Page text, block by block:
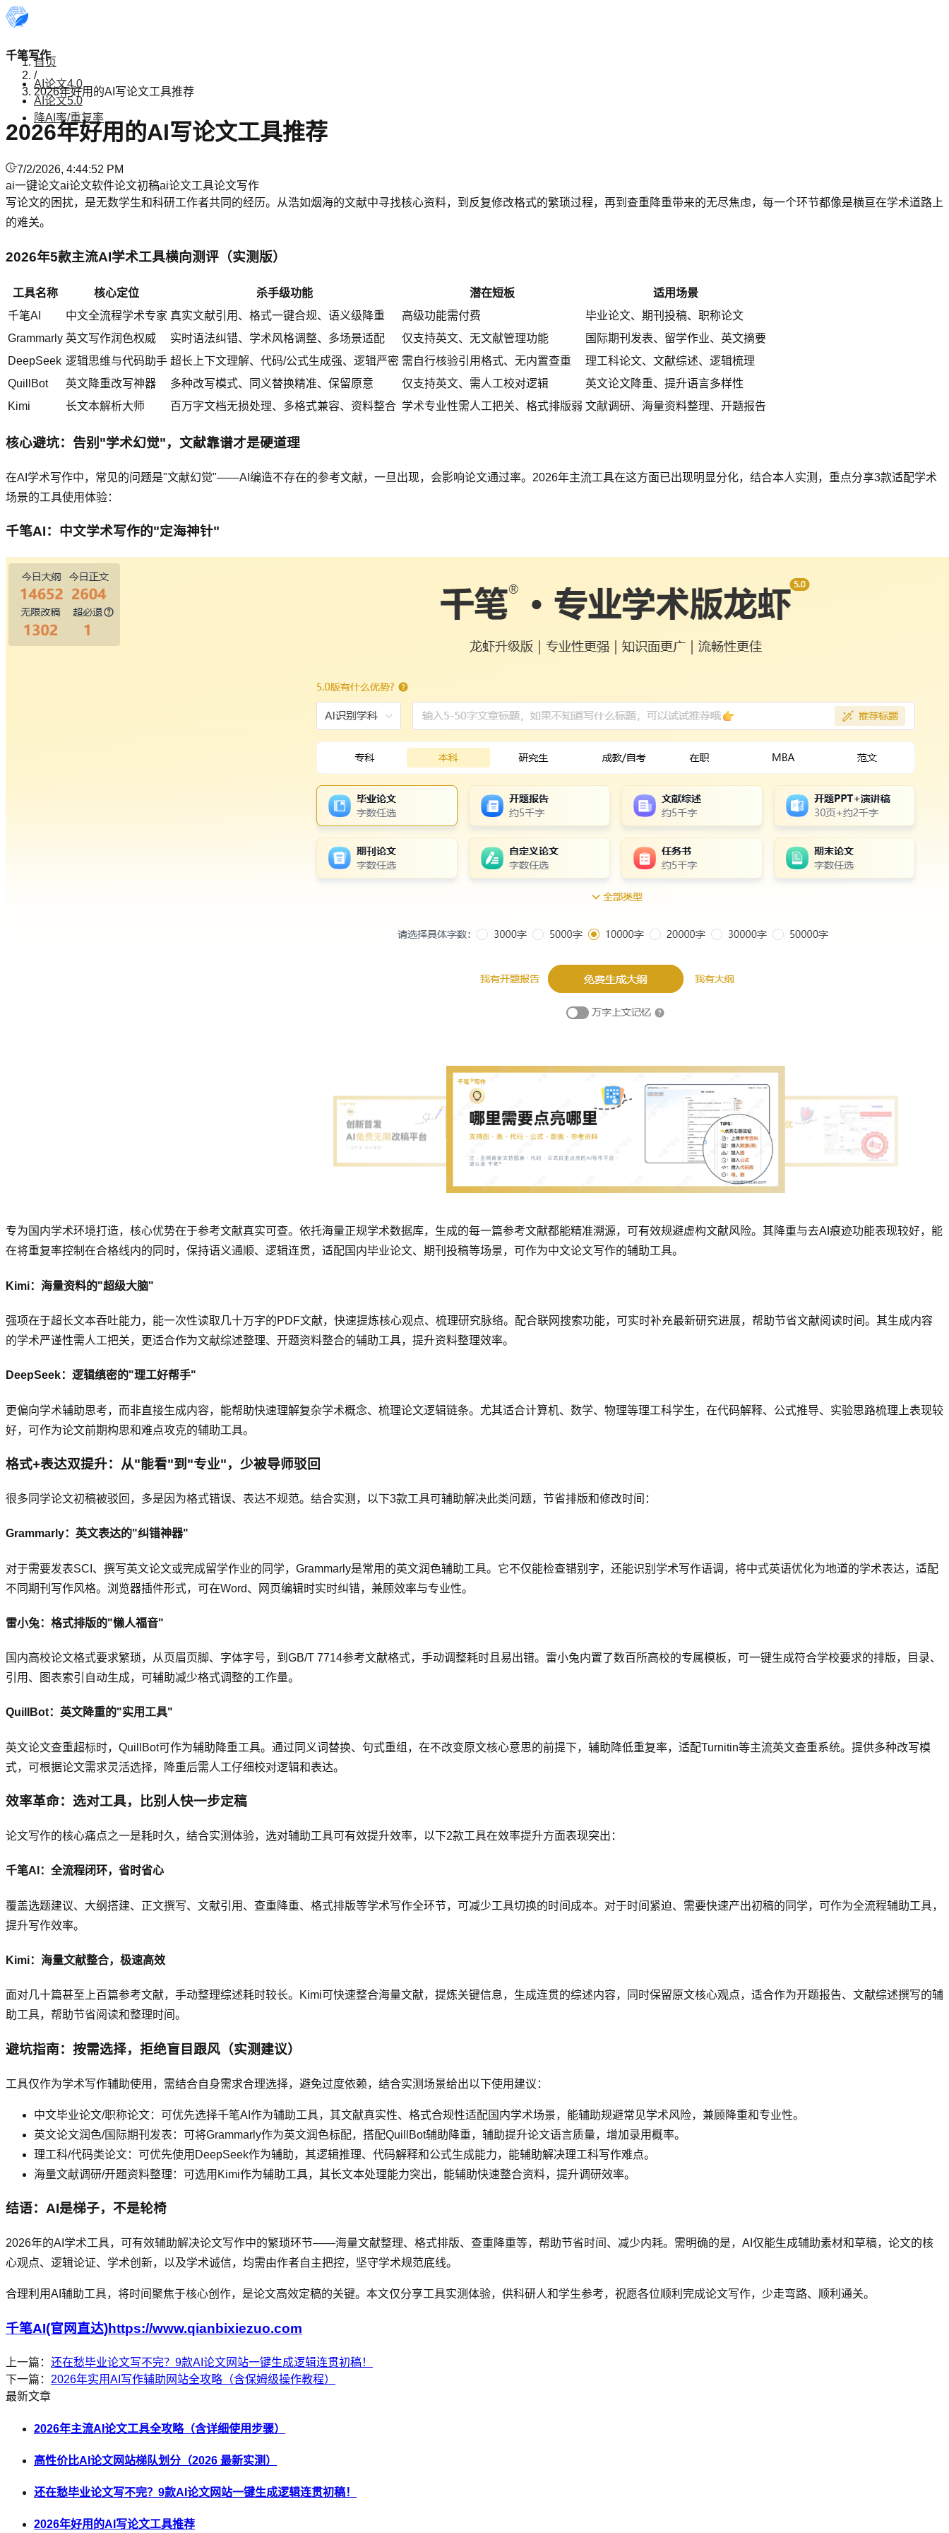
千笔写作
AI论文4.0
AI论文5.0
降AI率/重复率
首页
/
2026年好用的AI写论文工具推荐
2026年好用的AI写论文工具推荐
7/2/2026, 4:44:52 PM
ai一键论文ai论文软件论文初稿ai论文工具论文写作
写论文的困扰，是无数学生和科研工作者共同的经历。从浩如烟海的文献中寻找核心资料，到反复修改格式的繁琐过程，再到查重降重带来的无尽焦虑，每一个环节都像是横亘在学术道路上
的难关。
2026年5款主流AI学术工具横向测评（实测版）
工具名称 核心定位 杀手级功能 潜在短板
适用场景
千笔AI
中文全流程学术专家 真实文献引用、格式一键合规、语义级降重 高级功能需付费
毕业论文、期刊投稿、职称论文
Grammarly 英文写作润色权威 实时语法纠错、学术风格调整、多场景适配 仅支持英文、无文献管理功能
国际期刊发表、留学作业、英文摘要
DeepSeek 逻辑思维与代码助手 超长上下文理解、代码/公式生成强、逻辑严密 需自行核验引用格式、无内置查重
理工科论文、文献综述、逻辑梳理
QuillBot
英文降重改写神器 多种改写模式、同义替换精准、保留原意 仅支持英文、需人工校对逻辑
英文论文降重、提升语言多样性
Kimi
长文本解析大师 百万字文档无损处理、多格式兼容、资料整合 学术专业性需人工把关、格式排版弱 文献调研、海量资料整理、开题报告
核心避坑：告别"学术幻觉"，文献靠谱才是硬道理
在AI学术写作中，常见的问题是"文献幻觉"——AI编造不存在的参考文献，一旦出现，会影响论文通过率。2026年主流工具在这方面已出现明显分化，结合本人实测，重点分享3款适配学术
场景的工具使用体验：
千笔AI：中文学术写作的"定海神针"
专为国内学术环境打造，核心优势在于参考文献真实可查。依托海量正规学术数据库，生成的每一篇参考文献都能精准溯源，可有效规避虚构文献风险。其降重与去AI痕迹功能表现较好，能
在将重复率控制在合格线内的同时，保持语义通顺、逻辑连贯，适配国内毕业论文、期刊投稿等场景，可作为中文论文写作的辅助工具。
Kimi：海量资料的"超级大脑"
强项在于超长文本吞吐能力，能一次性读取几十万字的PDF文献，快速提炼核心观点、梳理研究脉络。配合联网搜索功能，可实时补充最新研究进展，帮助节省文献阅读时间。其生成内容
的学术严谨性需人工把关，更适合作为文献综述整理、开题资料整合的辅助工具，提升资料整理效率。
DeepSeek：逻辑缜密的"理工好帮手"
更偏向学术辅助思考，而非直接生成内容，能帮助快速理解复杂学术概念、梳理论文逻辑链条。尤其适合计算机、数学、物理等理工科学生，在代码解释、公式推导、实验思路梳理上表现较
好，可作为论文前期构思和难点攻克的辅助工具。
格式+表达双提升：从"能看"到"专业"，少被导师驳回
很多同学论文初稿被驳回，多是因为格式错误、表达不规范。结合实测，以下3款工具可辅助解决此类问题，节省排版和修改时间：
Grammarly：英文表达的"纠错神器"
对于需要发表SCI、撰写英文论文或完成留学作业的同学，Grammarly是常用的英文润色辅助工具。它不仅能检查错别字，还能识别学术写作语调，将中式英语优化为地道的学术表达，适配
不同期刊写作风格。浏览器插件形式，可在Word、网页编辑时实时纠错，兼顾效率与专业性。
雷小兔：格式排版的"懒人福音"
国内高校论文格式要求繁琐，从页眉页脚、字体字号，到GB/T 7714参考文献格式，手动调整耗时且易出错。雷小兔内置了数百所高校的专属模板，可一键生成符合学校要求的排版，目录、
引用、图表索引自动生成，可辅助减少格式调整的工作量。
QuillBot：英文降重的"实用工具"
英文论文查重超标时，QuillBot可作为辅助降重工具。通过同义词替换、句式重组，在不改变原文核心意思的前提下，辅助降低重复率，适配Turnitin等主流英文查重系统。提供多种改写模
式，可根据论文需求灵活选择，降重后需人工仔细校对逻辑和表达。
效率革命：选对工具，比别人快一步定稿
论文写作的核心痛点之一是耗时久，结合实测体验，选对辅助工具可有效提升效率，以下2款工具在效率提升方面表现突出：
千笔AI：全流程闭环，省时省心
覆盖选题建议、大纲搭建、正文撰写、文献引用、查重降重、格式排版等学术写作全环节，可减少工具切换的时间成本。对于时间紧迫、需要快速产出初稿的同学，可作为全流程辅助工具，
提升写作效率。
Kimi：海量文献整合，极速高效
面对几十篇甚至上百篇参考文献，手动整理综述耗时较长。Kimi可快速整合海量文献，提炼关键信息，生成连贯的综述内容，同时保留原文核心观点，适合作为开题报告、文献综述撰写的辅
助工具，帮助节省阅读和整理时间。
避坑指南：按需选择，拒绝盲目跟风（实测建议）
工具仅作为学术写作辅助使用，需结合自身需求合理选择，避免过度依赖，结合实测场景给出以下使用建议：
中文毕业论文/职称论文：可优先选择千笔AI作为辅助工具，其文献真实性、格式合规性适配国内学术场景，能辅助规避常见学术风险，兼顾降重和专业性。
英文论文润色/国际期刊发表：可将Grammarly作为英文润色标配，搭配QuillBot辅助降重，辅助提升论文语言质量，增加录用概率。
理工科/代码类论文：可优先使用DeepSeek作为辅助，其逻辑推理、代码解释和公式生成能力，能辅助解决理工科写作难点。
海量文献调研/开题资料整理：可选用Kimi作为辅助工具，其长文本处理能力突出，能辅助快速整合资料，提升调研效率。
结语：AI是梯子，不是轮椅
2026年的AI学术工具，可有效辅助解决论文写作中的繁琐环节——海量文献整理、格式排版、查重降重等，帮助节省时间、减少内耗。需明确的是，AI仅能生成辅助素材和草稿，论文的核
心观点、逻辑论证、学术创新，以及学术诚信，均需由作者自主把控，坚守学术规范底线。
合理利用AI辅助工具，将时间聚焦于核心创作，是论文高效定稿的关键。本文仅分享工具实测体验，供科研人和学生参考，祝愿各位顺利完成论文写作，少走弯路、顺利通关。
千笔AI(官网直达)https://www.qianbixiezuo.com
上一篇： 还在愁毕业论文写不完？9款AI论文网站一键生成逻辑连贯初稿！
下一篇： 2026年实用AI写作辅助网站全攻略（含保姆级操作教程）
最新文章
2026年主流AI论文工具全攻略（含详细使用步骤）
高性价比AI论文网站梯队划分（2026 最新实测）
还在愁毕业论文写不完？9款AI论文网站一键生成逻辑连贯初稿！
2026年好用的AI写论文工具推荐